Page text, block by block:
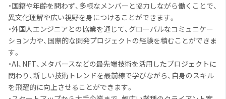
・国籍や年齢を問わず、多様なメンバーと協力しながら働くことで、
異文化理解や広い視野を身につけることができます。
・外国人エンジニアとの協業を通じて、グローバルなコミュニケー
ション力や、国際的な開発プロジェクトの経験を積むことができま
す。
・AI、NFT、メタバースなどの最先端技術を活用したプロジェクトに
関わり、新しい技術トレンドを最前線で学びながら、自身のスキル
を飛躍的に向上させることができます。